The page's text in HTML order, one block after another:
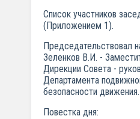
Список участников
(Приложением 1).
Председательствовал
Зеленков В.И. -
Дирекции Совета -
Департамента
безопасности движения.
Повестка дня: